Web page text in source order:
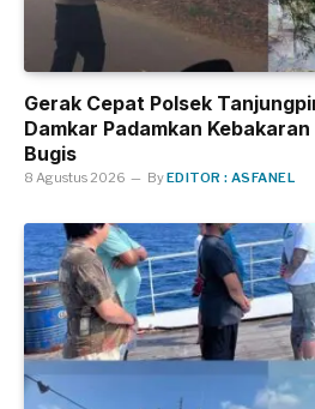
Gerak Cepat Polsek
Damkar Padamkan
Bugis
8 Agustus 2026 ByEDITOR : ASFANEL